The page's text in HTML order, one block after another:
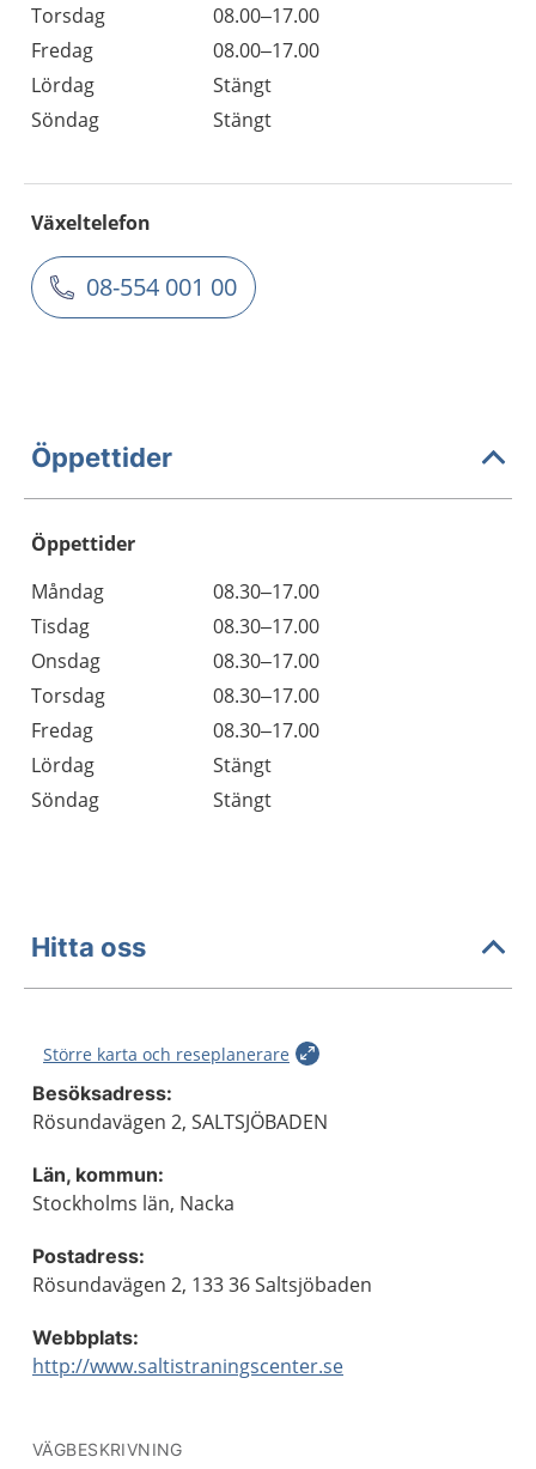
Torsdag
08.00–17.00
Fredag
08.00–17.00
Lördag
Stängt
Söndag
Stängt
Växeltelefon
08-554 001 00
Öppettider
Öppettider
Dag
Öppettider
Kommentarer
Måndag
08.30–17.00
Tisdag
08.30–17.00
Onsdag
08.30–17.00
Torsdag
08.30–17.00
Fredag
08.30–17.00
Lördag
Stängt
Söndag
Stängt
Hitta oss
Större karta och reseplanerare
Besöksadress:
Rösundavägen 2, SALTSJÖBADEN
Län, kommun:
Stockholms län, Nacka
Postadress:
Rösundavägen 2, 133 36 Saltsjöbaden
Webbplats:
http://www.saltistraningscenter.se
VÄGBESKRIVNING